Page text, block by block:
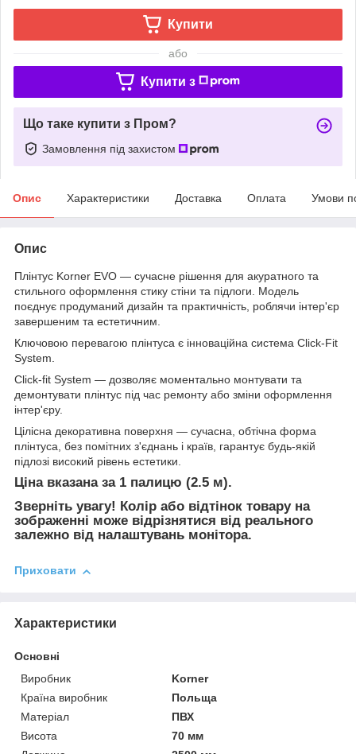
Купити
або
Купити з
Що таке купити з Пром?
Замовлення під захистом
Опис Характеристики Доставка Оплата Умови
Опис
Плінтус Korner EVO — сучасне рішення для акуратного та
стильного оформлення стику стіни та підлоги. Модель
поєднує продуманий дизайн та практичність, роблячи інтер'єр
завершеним та естетичним.
Ключовою перевагою плінтуса є інноваційна система Click-Fit
System.
Click-fit System — дозволяє моментально монтувати та
демонтувати плінтус під час ремонту або зміни оформлення
інтер'єру.
Цілісна декоративна поверхня — сучасна, обтічна форма
плінтуса, без помітних з'єднань і країв, гарантує будь-якій
підлозі високий рівень естетики.
Ціна вказана за 1 палицю (2.5 м).
Зверніть увагу! Колір або відтінок товару на
зображенні може відрізнятися від реального
залежно від налаштувань монітора.
Приховати
Характеристики
Основні
Виробник
Korner
Країна виробник
Польща
Матеріал
ПВХ
Висота
70 мм